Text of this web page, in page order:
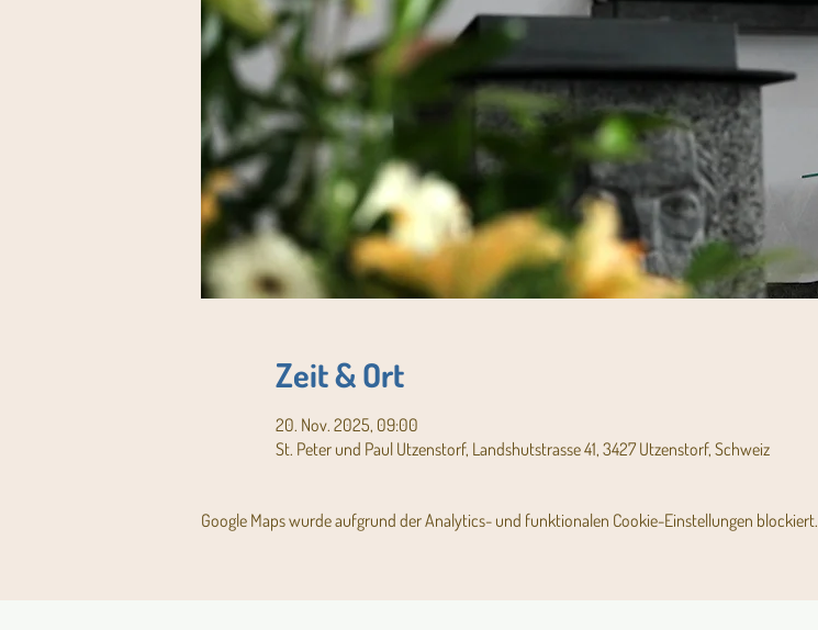
Zeit & Ort
20. Nov. 2025, 09:00
St. Peter und Paul Utzenstorf, Landshutstrasse 41, 3427 Utzenstorf, Schweiz
Google Maps wurde aufgrund der Analytics- und funktionalen Cookie-Einstellungen blockiert.